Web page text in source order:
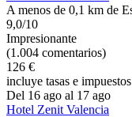
A menos de 0,1 km de
9,0/10
Impresionante
(1.004 comentarios)
126 €
incluye tasas e impuestos
Del 16 ago al 17 ago
Hotel Zenit Valencia